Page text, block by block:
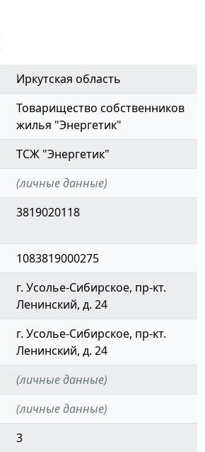
Иркутская область
Товарищество собственников
жилья "Энергетик"
ТСЖ "Энергетик"
(личные данные)
3819020118
1083819000275
г. Усолье-Сибирское, пр-кт.
Ленинский, д. 24
г. Усолье-Сибирское, пр-кт.
Ленинский, д. 24
(личные данные)
(личные данные)
3